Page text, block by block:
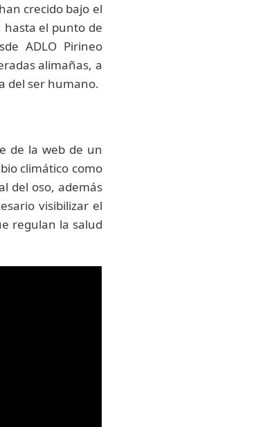
crecido bajo el
hasta el punto de
ADLO Pirineo
alimañas, a
del ser humano.
de la web de un
climático como
del oso, además
visibilizar el
regulan la salud